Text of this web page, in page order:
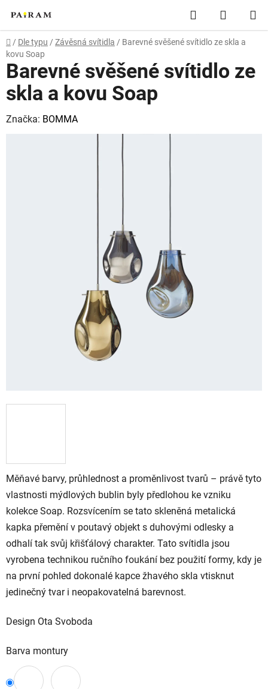
obsah
Hledat
KOŠÍK
Domů
/ Dle typu / Závěsná svítidla / Barevné svěšené svítidlo ze skla a
kovu Soap
Měňavé barvy, průhlednost a proměnlivost tvarů – právě tyto
vlastnosti mýdlových bublin byly předlohou ke vzniku
kolekce Soap. Rozsvícením se tato skleněná metalická
kapka přemění v poutavý objekt s duhovými odlesky a
odhalí tak svůj křišťálový charakter. Tato svítidla jsou
vyrobena technikou ručního foukání bez použití formy, kdy je
na první pohled dokonalé kapce žhavého skla vtisknut
jedinečný tvar i neopakovatelná barevnost.
Design Ota Svoboda
Barva montury
Barevné svěšené svítidlo ze
skla a kovu Soap
Značka: BOMMA